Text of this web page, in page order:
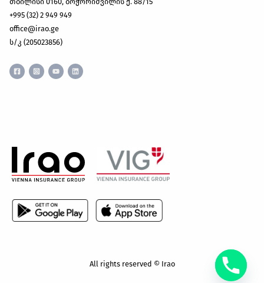
+995 (32) 2 949 949
office@irao.ge
ს/კ (205023856)
All rights reserved © Irao